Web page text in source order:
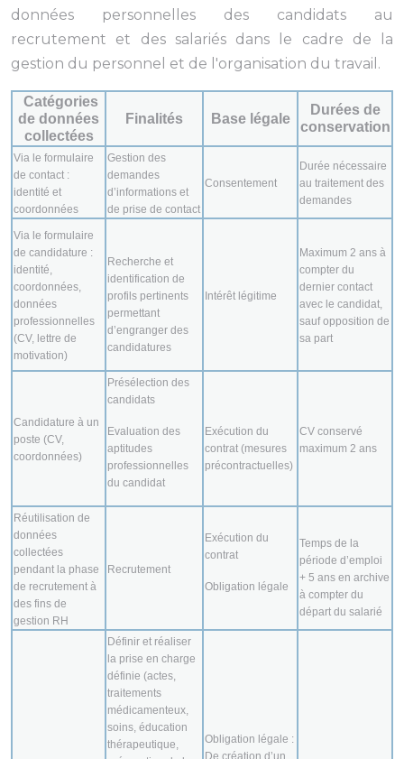
données personnelles des candidats au
recrutement et des salariés dans le cadre de la
gestion du personnel et de l'organisation du travail.
Catégories
de données
collectées
Finalités Base légale
Durées de
conservation
Via le formulaire
de contact :
identité et
coordonnées
Gestion des
demandes
d’informations et
de prise de contact
Consentement
Durée nécessaire
au traitement des
demandes
Via le formulaire
de candidature :
identité,
coordonnées,
données
professionnelles
(CV, lettre de
motivation)
Recherche et
identification de
profils pertinents
permettant
d’engranger des
candidatures
Intérêt légitime
Maximum 2 ans à
compter du
dernier contact
avec le candidat,
sauf opposition de
sa part
Candidature à un
poste (CV,
coordonnées)
Présélection des
candidats
Evaluation des
aptitudes
professionnelles
du candidat
Exécution du
contrat (mesures
précontractuelles)
CV conservé
maximum 2 ans
Réutilisation de
données
collectées
pendant la phase
de recrutement à
des fins de
gestion RH
Recrutement
Exécution du
contrat
Obligation légale
Temps de la
période d’emploi
+ 5 ans en archive
à compter du
départ du salarié
Définir et réaliser
la prise en charge
définie (actes,
traitements
médicamenteux,
soins, éducation
thérapeutique,
Obligation légale :
De création d’un